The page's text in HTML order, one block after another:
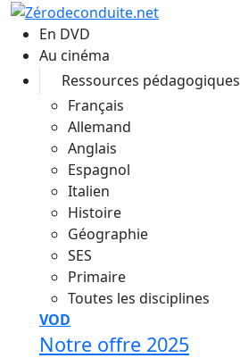
Aller au contenu principal
En DVD
Au cinéma
Ressources pédagogiques
Français
Allemand
Anglais
Espagnol
Italien
Histoire
Géographie
SES
Primaire
Toutes les disciplines
VOD
Notre offre 2025